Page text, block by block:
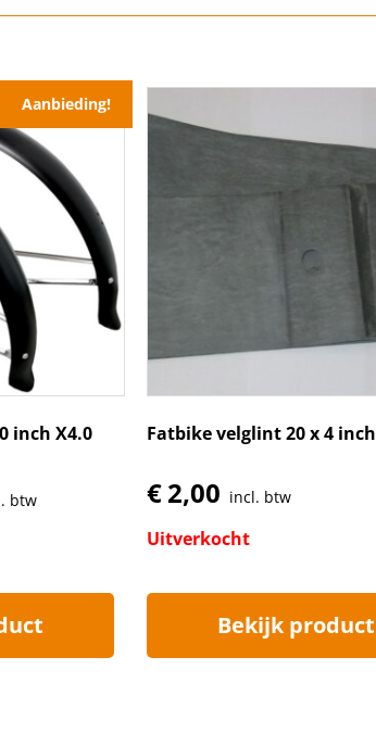
Aanbieding!
inch X4.0
btw
Fatbike velglint 20 x 4 inch
€2,00 incl. btw
Uitverkocht
Bekijk product